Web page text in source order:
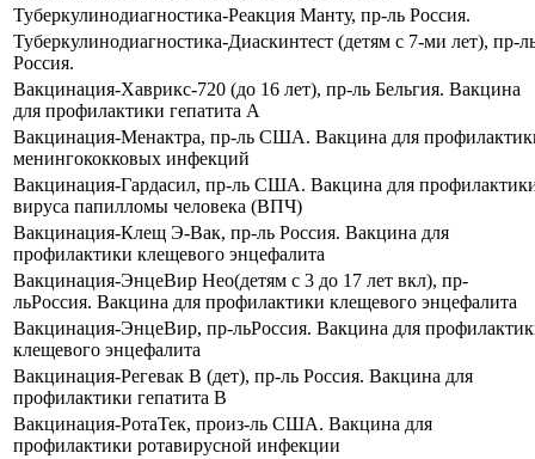
Туберкулинодиагностика-Реакция Манту, пр-ль Россия.
Туберкулинодиагностика-Диаскинтест (детям с 7-ми лет), пр-
Россия.
Вакцинация-Хаврикс-720 (до 16 лет), пр-ль Бельгия. Вакцина
для профилактики гепатита А
Вакцинация-Менактра, пр-ль США. Вакцина для
менингококковых инфекций
Вакцинация-Гардасил, пр-ль США. Вакцина для
вируса папилломы человека (ВПЧ)
Вакцинация-Клещ Э-Вак, пр-ль Россия. Вакцина для
профилактики клещевого энцефалита
Вакцинация-ЭнцеВир Нео(детям с 3 до 17 лет вкл), пр-
льРоссия. Вакцина для профилактики клещевого энцефалита
Вакцинация-ЭнцеВир, пр-льРоссия. Вакцина для
клещевого энцефалита
Вакцинация-Регевак В (дет), пр-ль Россия. Вакцина для
профилактики гепатита В
Вакцинация-РотаТек, произ-ль США. Вакцина для
профилактики ротавирусной инфекции